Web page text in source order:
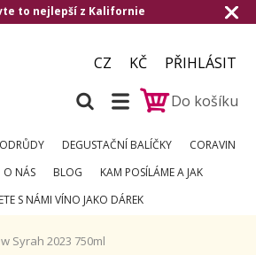
to nejlepší z Kalifornie
CZ KČ
PŘIHLÁSIT
Do košíku
ODRŮDY DEGUSTAČNÍ BALÍČKY
CORAVIN
O NÁS BLOG
KAM POSÍLÁME A JAK
S NÁMI VÍNO JAKO DÁREK
Syrah 2023 750ml